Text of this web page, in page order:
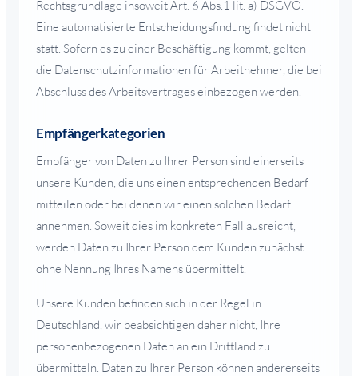
Rechtsgrundlage insoweit Art. 6 Abs.1 lit. a) DSGVO.
Eine automatisierte Entscheidungsfindung findet nicht
statt. Sofern es zu einer Beschäftigung kommt, gelten
die Datenschutzinformationen für Arbeitnehmer, die bei
Abschluss des Arbeitsvertrages einbezogen werden.
Empfängerkategorien
Empfänger von Daten zu Ihrer Person sind einerseits
unsere Kunden, die uns einen entsprechenden Bedarf
mitteilen oder bei denen wir einen solchen Bedarf
annehmen. Soweit dies im konkreten Fall ausreicht,
werden Daten zu Ihrer Person dem Kunden zunächst
ohne Nennung Ihres Namens übermittelt.
Unsere Kunden befinden sich in der Regel in
Deutschland, wir beabsichtigen daher nicht, Ihre
personenbezogenen Daten an ein Drittland zu
übermitteln. Daten zu Ihrer Person können andererseits